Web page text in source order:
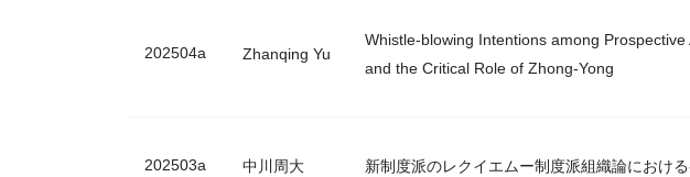
202504a Zhanqing Yu
Whistle-blowing Intentions among
and the Critical Role of Zhong-Yong
202503a 中川周大 新制度派のレクイエムー制度派組織論におけ